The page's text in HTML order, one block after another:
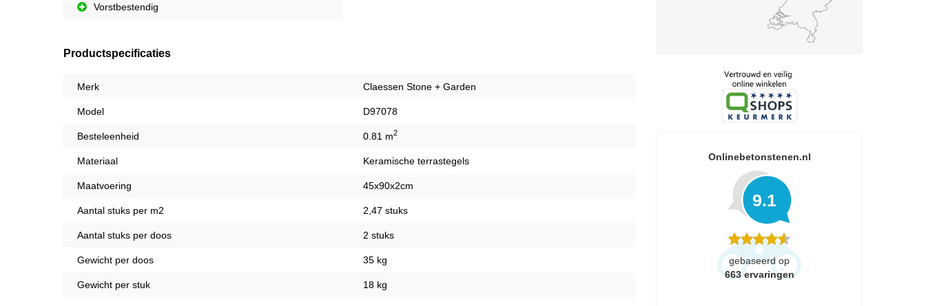
Vorstbestendig
Productspecificaties
Merk Claessen Stone + Garden
Model D97078
Besteleenheid 0.81 m2
Materiaal Keramische terrastegels
Maatvoering 45x90x2cm
Aantal stuks per m2 2,47 stuks
Aantal stuks per doos 2 stuks
Gewicht per doos 35 kg
Gewicht per stuk 18 kg
Onlinebetonstenen.nl
9.1
gebaseerd op
663 ervaringen